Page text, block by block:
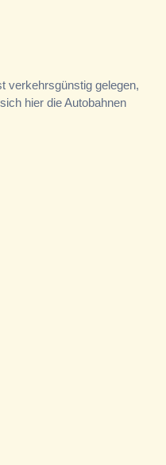
verkehrsgünstig gelegen,
hier die Autobahnen